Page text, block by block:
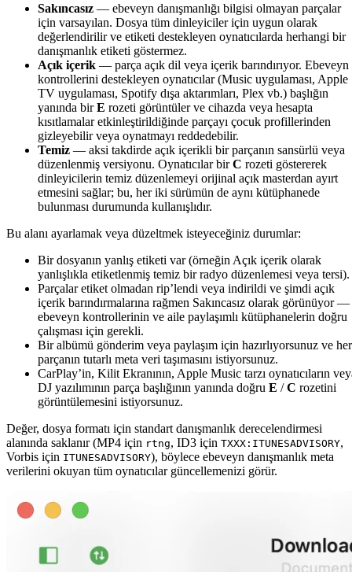
Sakıncasız — ebeveyn danışmanlığı bilgisi olmayan parçalar
için varsayılan. Dosya tüm dinleyiciler için uygun olarak
değerlendirilir ve etiketi destekleyen oynatıcılarda herhangi bir
danışmanlık etiketi göstermez.
Açık içerik — parça açık dil veya içerik barındırıyor. Ebeveyn
kontrollerini destekleyen oynatıcılar (Music uygulaması, Apple
TV uygulaması, Spotify dışa aktarımları, Plex vb.) başlığın
yanında birE rozeti görüntüler ve cihazda veya hesapta
kısıtlamalar etkinleştirildiğinde parçayı çocuk profillerinden
gizleyebilir veya oynatmayı reddedebilir.
Temiz — aksi takdirde açık içerikli bir parçanın sansürlü veya
düzenlenmiş versiyonu. Oynatıcılar birC rozeti göstererek
dinleyicilerin temiz düzenlemeyi orijinal açık masterdan ayırt
etmesini sağlar; bu, her iki sürümün de aynı kütüphanede
bulunması durumunda kullanışlıdır.
Bu alanı ayarlamak veya düzeltmek isteyeceğiniz durumlar:
Bir dosyanın yanlış etiketi var (örneğin Açık içerik olarak
yanlışlıkla etiketlenmiş temiz bir radyo düzenlemesi veya tersi).
Parçalar etiket olmadan rip’lendi veya indirildi ve şimdi açık
içerik barındırmalarına rağmen Sakıncasız olarak görünüyor —
ebeveyn kontrollerinin ve aile paylaşımlı kütüphanelerin doğru
çalışması için gerekli.
Bir albümü gönderim veya paylaşım için hazırlıyorsunuz ve her
parçanın tutarlı meta veri taşımasını istiyorsunuz.
CarPlay’in, Kilit Ekranının, Apple Music tarzı oynatıcıların
DJ yazılımının parça başlığının yanında doğru E /C rozetini
görüntülemesini istiyorsunuz.
Değer, dosya formatı için standart danışmanlık derecelendirmesi
alanında saklanır (MP4 için rtng, ID3 için TXXX:ITUNESADVISORY,
Vorbis için ITUNESADVISORY), böylece ebeveyn danışmanlık meta
verilerini okuyan tüm oynatıcılar güncellemenizi görür.